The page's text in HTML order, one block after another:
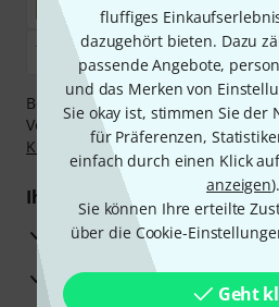
fluffiges
dazugehört bieten. Dazu
passende Angebote,
und das Merken von
Sie okay ist, stimmen Sie der
für Präferenzen,
einfach durch einen Klick
anzeigen).
Sie können Ihre erteilte
über die Cookie-
Geht
Bezahlen Sie vertraulich und
Vorkasse, PayPal, Amazon Pay,
Klarna Ratenzahlungoder
Ihre Vorteile
3 Jahre Thomann Garantie
30 Tage Money-Back-Garantie